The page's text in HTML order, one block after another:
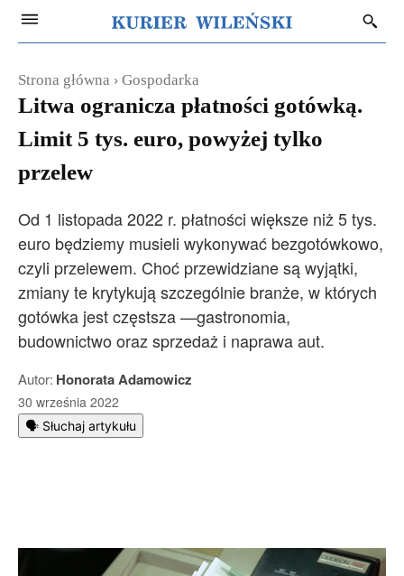
Strona główna Gospodarka
Litwa ogranicza płatności gotówką.
Limit 5 tys. euro, powyżej tylko
przelew
Od 1 listopada 2022 r. płatności większe niż 5 tys.
euro będziemy musieli wykonywać bezgotówkowo,
czyli przelewem. Choć przewidziane są wyjątki,
zmiany te krytykują szczególnie branże, w których
gotówka jest częstsza —gastronomia,
budownictwo oraz sprzedaż i naprawa aut.
Autor: Honorata Adamowicz
30 września 2022
🗣️ Słuchaj artykułu